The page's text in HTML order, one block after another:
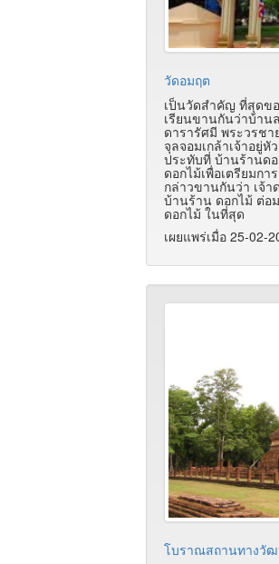
วัดอมฤต
เป็นวัดสำคัญ ที่สุดข
เรียนขานกันว่าบ้าน
ดารารัศมี พระวรชา
จุลจอมเกล้าเจ้าอยู่หั
ประทับที่ บ้านร้านด
ดอกไม้เพื่อเตรียมก
กล่าวขานกันว่า เจ้
บ้านร้าน ดอกไม้ ต่อ
ดอกไม้ ในที่สุด
เผยแพร่เมื่อ 25-02-
โบราณสถานทางวั